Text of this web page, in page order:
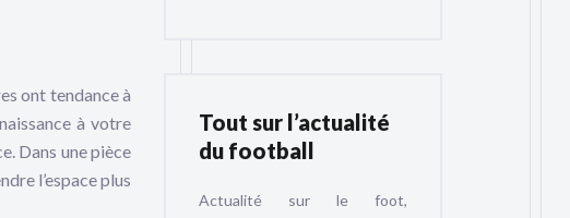
ont tendance à
à votre
Dans une pièce
l’espace plus
Tout sur l’actualité
du football
Actualité sur le foot,